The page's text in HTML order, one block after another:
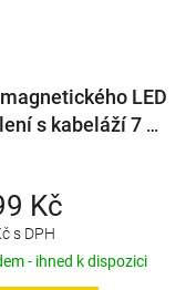
LED
s kabeláží 7 m
s DPH
Kč
- ihned k dispozici